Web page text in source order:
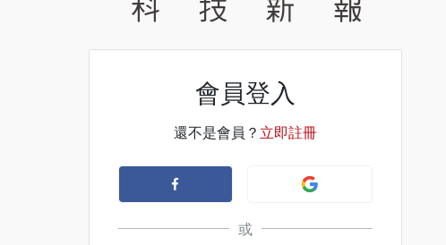
會員登入
還不是會員？ 立即註冊
或